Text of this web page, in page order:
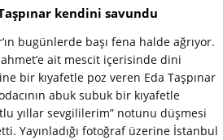
kendini savundu
bugünlerde başı fena halde ağrıyor.
ait mescit içerisinde dini
bir kıyafetle poz veren Eda Taşpınar
abuk subuk bir kıyafetle
yıllar sevgililerim” notunu düşmesi
Yayınladığı fotoğraf üzerine İstanbul